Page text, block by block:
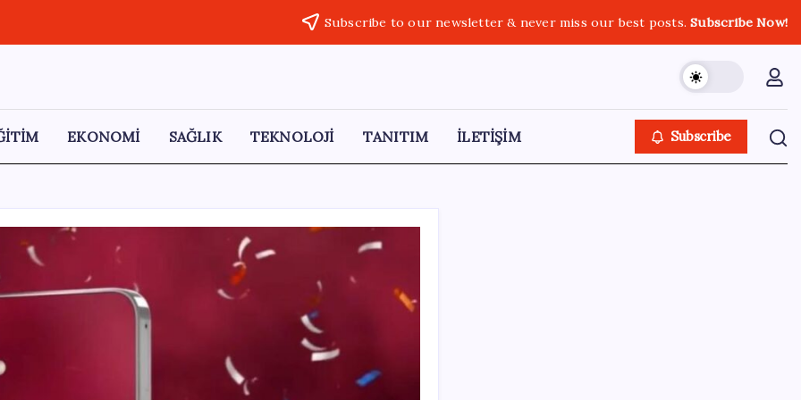
Subscribe to our newsletter & never miss our best posts.Subscribe Now!
EKONOMİ SAĞLIK TEKNOLOJİ TANITIM İLETİŞİM Subscribe